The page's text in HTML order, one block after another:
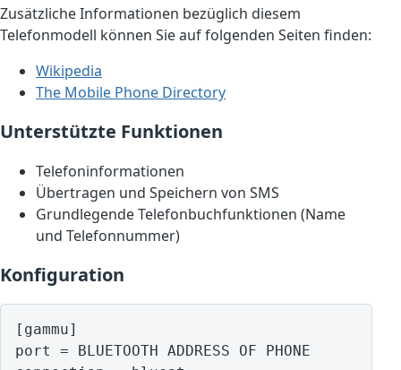
Zusätzliche Informationen bezüglich diesem
Telefonmodell können Sie auf folgenden Seiten finden:
Wikipedia
The Mobile Phone Directory
Unterstützte Funktionen
Telefoninformationen
Übertragen und Speichern von SMS
Grundlegende Telefonbuchfunktionen (Name
und Telefonnummer)
Konfiguration
[gammu]
port = BLUETOOTH ADDRESS OF PHONE